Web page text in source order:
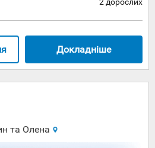
до
культурних
об'єктів,
серед
яких
Докладніше
та Олена